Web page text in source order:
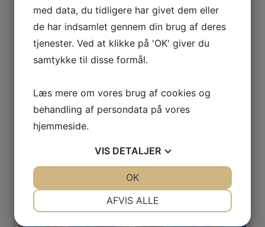
med data, du tidligere har givet dem eller
de har indsamlet gennem din brug af deres
tjenester. Ved at klikke på 'OK' giver du
samtykke til disse formål.
Læs mere om vores brug af cookies og
behandling af persondata på vores
hjemmeside.
VIS DETALJER
AFVIS ALLE
OK